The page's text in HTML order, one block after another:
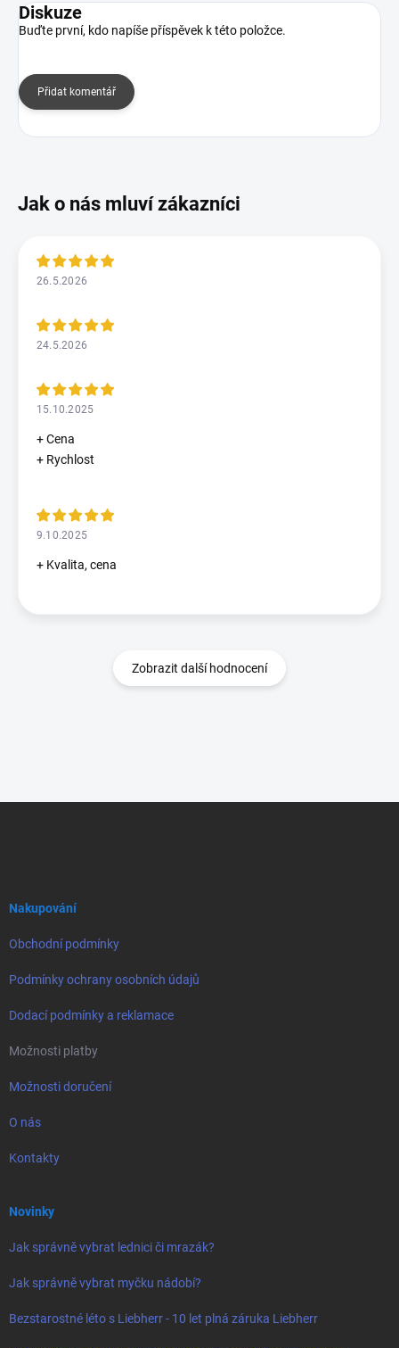
Diskuze
Buďte první, kdo napíše příspěvek k této položce.
Přidat komentář
26.5.2026
24.5.2026
15.10.2025
+ Cena
+ Rychlost
9.10.2025
+ Kvalita, cena
Zobrazit další hodnocení
Nakupování
Obchodní podmínky
Podmínky ochrany osobních údajů
Dodací podmínky a reklamace
Možnosti platby
Možnosti doručení
O nás
Kontakty
Novinky
Jak správně vybrat lednici či mrazák?
Jak správně vybrat myčku nádobí?
Bezstarostné léto s Liebherr - 10 let plná záruka Liebherr